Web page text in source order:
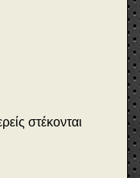
στέκονται